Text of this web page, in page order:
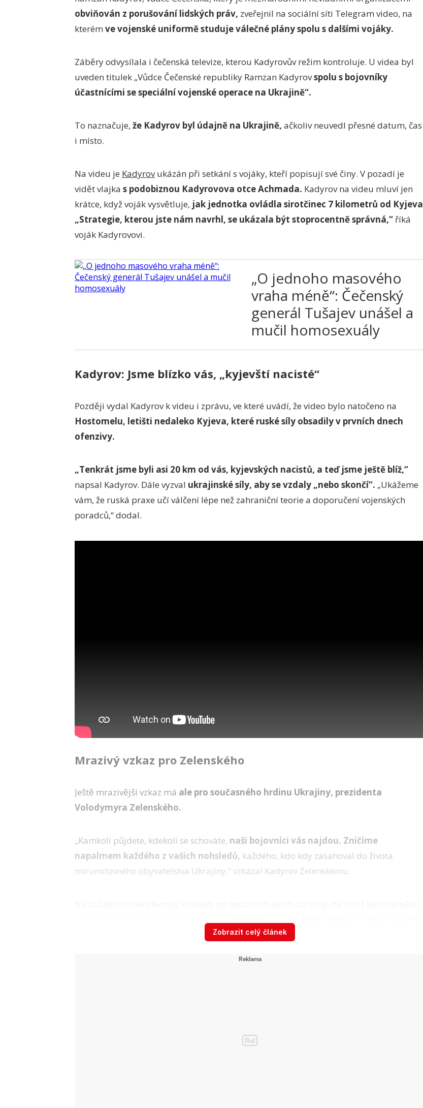
obviňován z porušování lidských práv, zveřejnil na sociální síti Telegram video, na
kterém ve vojenské uniformě studuje válečné plány spolu s dalšími vojáky.
Záběry odvysílala i čečenská televize, kterou Kadyrovův režim kontroluje. U videa byl
uveden titulek „Vůdce Čečenské republiky Ramzan Kadyrovspolu s bojovníky
účastnícími se speciální vojenské operace na Ukrajině“.
To naznačuje, že Kadyrov byl údajně na Ukrajině, ačkoliv neuvedl přesné datum, čas
i místo.
Na videu je Kadyrovukázán při setkání s vojáky, kteří popisují své činy. V pozadí je
vidět vlajka s podobiznou Kadyrovova otce Achmada. Kadyrov na videu mluví jen
krátce, když voják vysvětluje, jak jednotka ovládla sirotčinec 7 kilometrů od Kyjeva
„Strategie, kterou jste nám navrhl, se ukázala být stoprocentně správná,“ říká
voják Kadyrovovi.
„O jednoho masového
vraha méně“: Čečenský
generál Tušajev unášel a
mučil homosexuály
Kadyrov: Jsme blízko vás, „kyjevští nacisté“
Později vydal Kadyrov k videu i zprávu, ve které uvádí, že video bylo natočeno na
Hostomelu, letišti nedaleko Kyjeva, které ruské síly obsadily v prvních dnech
ofenzivy.
„Tenkrát jsme byli asi 20 km od vás, kyjevských nacistů, a teď jsme ještě blíž,“
napsal Kadyrov. Dále vyzval ukrajinské síly, aby se vzdaly „nebo skončí“. „Ukážeme
vám, že ruská praxe učí válčení lépe než zahraniční teorie a doporučení vojenských
poradců,“ dodal.
Mrazivý vzkaz pro Zelenského
Ještě mrazivější vzkaz má ale pro současného hrdinu Ukrajiny, prezidenta
Volodymyra Zelenského.
„Kamkoli půjdete, kdekoli se schováte, naši bojovníci vás najdou. Zničíme
napalmem každého z vašich nohsledů, každého, kdo kdy zasahoval do života
mírumilovného obyvatelstva Ukrajiny,“ vzkázal Kadyrov Zelenskému.
čečenští bojovníci vyrazili na Ukrajinu, a zároveň Ukrajince
Zobrazit celý článek